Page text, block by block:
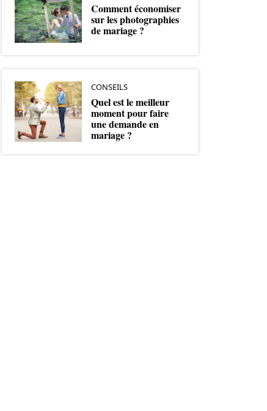
Comment économiser
sur les photographies
de mariage ?
CONSEILS
Quel est le meilleur
moment pour faire
une demande en
mariage ?